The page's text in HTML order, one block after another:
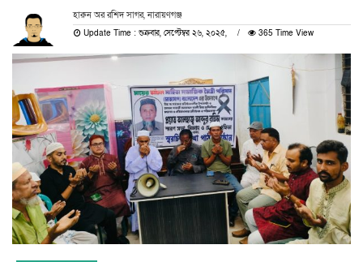
হারুন অর রশিদ সাগর, নারায়ণগঞ্জ
Update Time : শুক্রবার, সেপ্টেম্বর ২৬, ২০২৫, 365 Time View